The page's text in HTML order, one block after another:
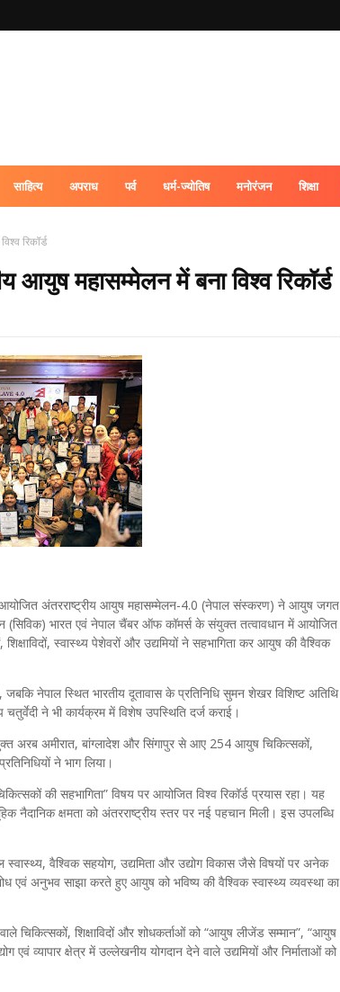
साहित्य अपराध पर्व धर्म-ज्योतिष मनोरंजन शिक्षा
रिकॉर्ड
महासम्मेलन में बना विश्व रिकॉर्ड
अंतरराष्ट्रीय आयुष महासम्मेलन-4.0 (नेपाल संस्करण) ने आयुष जगत
(सिविक) भारत एवं नेपाल चैंबर ऑफ कॉमर्स के संयुक्त तत्वावधान में आयोजित
स्वास्थ्य पेशेवरों और उद्यमियों ने सहभागिता कर आयुष की वैश्विक
नेपाल स्थित भारतीय दूतावास के प्रतिनिधि सुमन शेखर विशिष्ट अतिथि
ने भी कार्यक्रम में विशेष उपस्थिति दर्ज कराई।
अरब अमीरात, बांग्लादेश और सिंगापुर से आए 254 आयुष चिकित्सकों,
ने भाग लिया।
की सहभागिता” विषय पर आयोजित विश्व रिकॉर्ड प्रयास रहा। यह
नैदानिक क्षमता को अंतरराष्ट्रीय स्तर पर नई पहचान मिली। इस उपलब्धि
स्वास्थ्य, वैश्विक सहयोग, उद्यमिता और उद्योग विकास जैसे विषयों पर अनेक
एवं अनुभव साझा करते हुए आयुष को भविष्य की वैश्विक स्वास्थ्य व्यवस्था का
चिकित्सकों, शिक्षाविदों और शोधकर्ताओं को “आयुष लीजेंड सम्मान”, “आयुष
एवं व्यापार क्षेत्र में उल्लेखनीय योगदान देने वाले उद्यमियों और निर्माताओं को